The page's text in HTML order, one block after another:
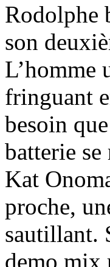
Rodolphe
son
L’homme
fringuant
besoin
batterie
Kat
proche,
sautillant.
demo mix